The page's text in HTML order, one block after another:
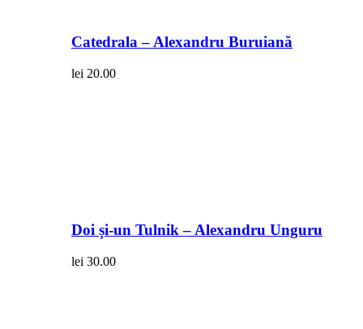
Catedrala – Alexandru Buruiană
lei 20.00
Doi și-un Tulnik – Alexandru Unguru
lei 30.00